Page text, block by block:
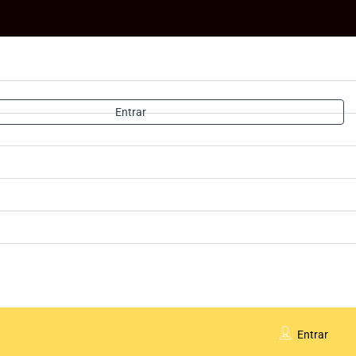
Entrar
Entrar